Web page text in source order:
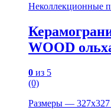
Неколлекционные
WOOD
0 из 5
(0)
Размеры —